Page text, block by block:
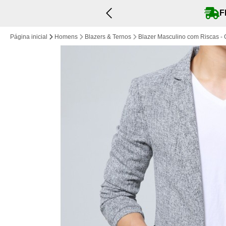
- Frete taxa fixa grátis em pedidos
Página inicial Homens Blazers & Ternos Blazer Masculino com Riscas -